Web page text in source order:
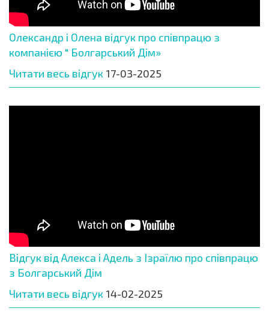
Олександр і Олена відгук про співпрацю з
компанією " Болгарський Дім»
Читати весь відгук 17-03-2025
Відгук від Алекса і Адель з Ізраїлю про співпрацю
з Болгарський Дім
Читати весь відгук 14-02-2025